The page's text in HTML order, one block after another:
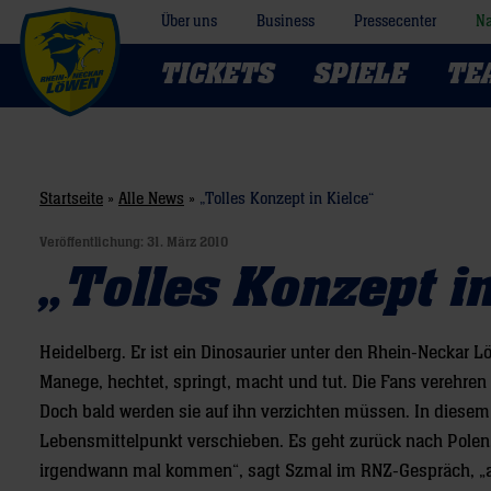
Über uns Business Pressecenter
TICKETS SPIELE
Startseite » Alle News » „Tolles Konzept in Kielce“
Veröffentlichung: 31. März 2010
„Tolles Konzept
Heidelberg. Er ist ein Dinosaurier unter den Rhein-Neckar
Manege, hechtet, springt, macht und tut. Die Fans
Doch bald werden sie auf ihn verzichten müssen. In
Lebensmittelpunkt verschieben. Es geht zurück nach
irgendwann mal kommen“, sagt Szmal im RNZ-Gespräch,